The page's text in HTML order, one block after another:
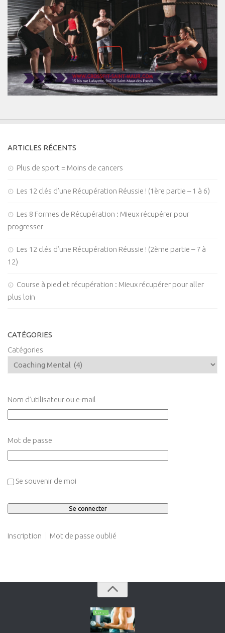
ARTICLES RÉCENTS
Plus de sport = Moins de cancers
Les 12 clés d’une Récupération Réussie ! (1ère partie – 1 à 6)
Les 8 Formes de Récupération : Mieux récupérer pour
progresser
Les 12 clés d’une Récupération Réussie ! (2ème partie – 7 à
12)
Course à pied et récupération : Mieux récupérer pour aller
plus loin
CATÉGORIES
Catégories
Nom d’utilisateur ou e-mail
Mot de passe
Se souvenir de moi
Inscription Mot de passe oublié